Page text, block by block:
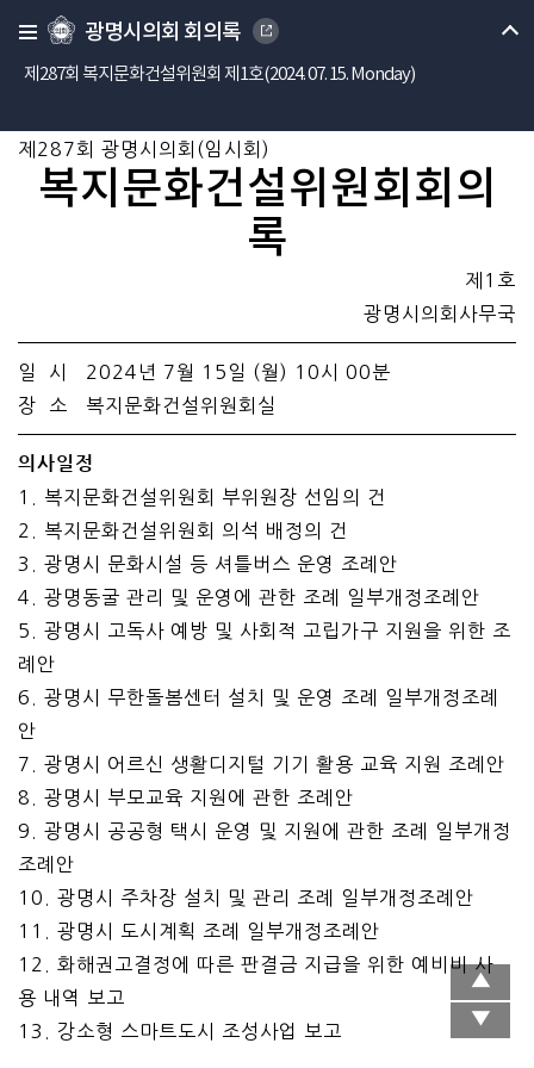
광명시의회 회의록
제287회 복지문화건설위원회 제1호(2024. 07. 15. Monday)
제287회 광명시의회(임시회)
복지문화건설위원회회의
록
제1호
광명시의회사무국
일 시 2024년 7월 15일 (월) 10시 00분
장 소 복지문화건설위원회실
의사일정
1. 복지문화건설위원회 부위원장 선임의 건
2. 복지문화건설위원회 의석 배정의 건
3. 광명시 문화시설 등 셔틀버스 운영 조례안
4. 광명동굴 관리 및 운영에 관한 조례 일부개정조례안
5. 광명시 고독사 예방 및 사회적 고립가구 지원을 위한 조
례안
6. 광명시 무한돌봄센터 설치 및 운영 조례 일부개정조례
안
7. 광명시 어르신 생활디지털 기기 활용 교육 지원 조례안
8. 광명시 부모교육 지원에 관한 조례안
9. 광명시 공공형 택시 운영 및 지원에 관한 조례 일부개정
조례안
10. 광명시 주차장 설치 및 관리 조례 일부개정조례안
11. 광명시 도시계획 조례 일부개정조례안
12. 화해권고결정에 따른 판결금 지급을 위한 예비비 사
용 내역 보고
13. 강소형 스마트도시 조성사업 보고